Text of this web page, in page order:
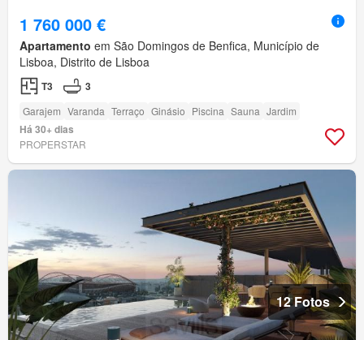
1 760 000 €
Apartamento em São Domingos de Benfica, Município de
Lisboa, Distrito de Lisboa
T3 3
Garajem Varanda Terraço Ginásio Piscina Sauna Jardim
Há 30+ dias
PROPERSTAR
12 Fotos